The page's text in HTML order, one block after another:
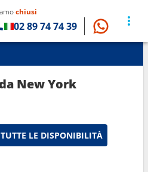
chiusi
02 89 74 74 39
New York
TUTTE LE DISPONIBILITÀ